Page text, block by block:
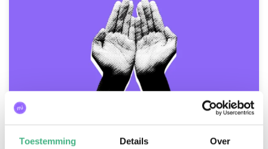
Toestemming Details Over